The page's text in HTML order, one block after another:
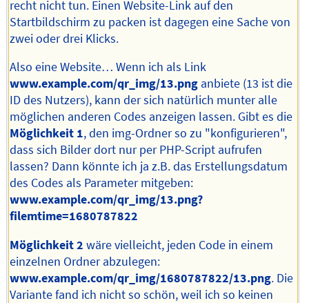
recht nicht tun. Einen Website-Link auf den
Startbildschirm zu packen ist dagegen eine Sache von
zwei oder drei Klicks.
Also eine Website… Wenn ich als Link
www.example.com/qr_img/13.png anbiete (13 ist die
ID des Nutzers), kann der sich natürlich munter alle
möglichen anderen Codes anzeigen lassen. Gibt es die
Möglichkeit 1, den img-Ordner so zu "konfigurieren",
dass sich Bilder dort nur per PHP-Script aufrufen
lassen? Dann könnte ich ja z.B. das Erstellungsdatum
des Codes als Parameter mitgeben:
www.example.com/qr_img/13.png?
filemtime=1680787822
Möglichkeit 2 wäre vielleicht, jeden Code in einem
einzelnen Ordner abzulegen:
www.example.com/qr_img/1680787822/13.png. Die
Variante fand ich nicht so schön, weil ich so keinen